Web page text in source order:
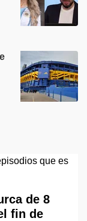
de 8
fin de